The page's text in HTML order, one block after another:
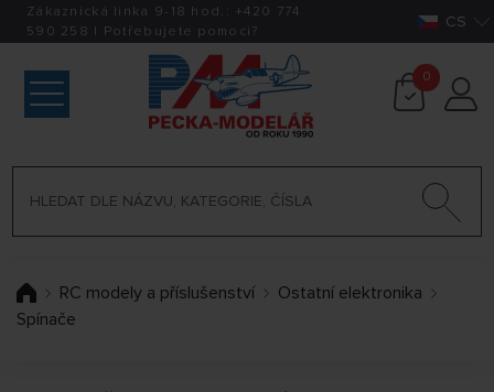
Zákaznická linka 9-18 hod.: +420 774
590 258 | Potřebujete pomoci? CS
0
RC modely a příslušenství
Ostatní elektronika
Spínače